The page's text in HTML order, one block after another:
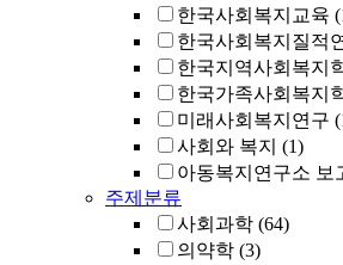
한국사회복지교육
한국사회복지질적
한국지역사회복지
한국가족사회복지
미래사회복지연구
사회와 복지 (1)
아동복지연구소 보
주제분류
사회과학 (64)
의약학 (3)